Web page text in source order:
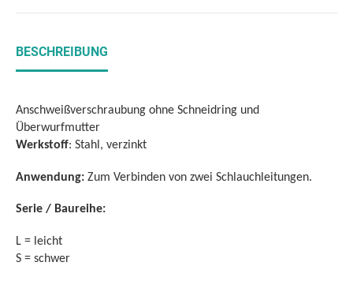
BESCHREIBUNG
Anschweißverschraubung ohne Schneidring und
Überwurfmutter
Werkstoff: Stahl, verzinkt
Anwendung: Zum Verbinden von zwei Schlauchleitungen.
Serie / Baureihe:
L = leicht
S = schwer